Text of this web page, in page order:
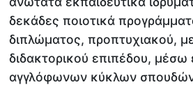
δεκάδες ποιοτικά
διπλώματος, προπτυχιακού,
διδακτορικού επιπέδου,
αγγλόφωνων κύκλων σπουδών,